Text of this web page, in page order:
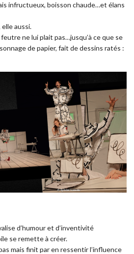
infructueux, boisson chaude…et élans
aussi.
ne lui plait pas…jusqu’à ce que se
de papier, fait de dessins ratés :
d’humour et d’inventivité
se remette à créer.
mais finit par en ressentir l’influence